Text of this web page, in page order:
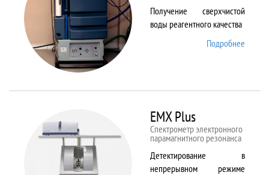
Получение сверхчистой
воды реагентного качества
Подробнее
EMX Plus
Спектрометр электронного
парамагнитного резонанса
Детектирование в
непрерывном режиме